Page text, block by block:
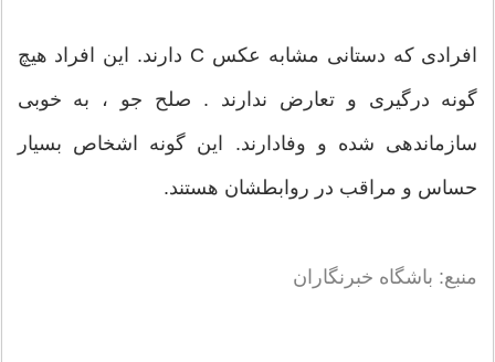
افرادی که دستانی مشابه عکس C دارند. این افراد هیچ
گونه درگیری و تعارض ندارند . صلح جو ، به خوبی
سازماندهی شده و وفادارند. این گونه اشخاص بسیار
حساس و مراقب در روابطشان هستند.
منبع: باشگاه خبرنگاران